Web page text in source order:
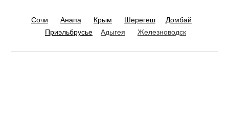
Сочи Анапа Крым Шерегеш
Домбай
Приэльбрусье
Адыгея Железноводск